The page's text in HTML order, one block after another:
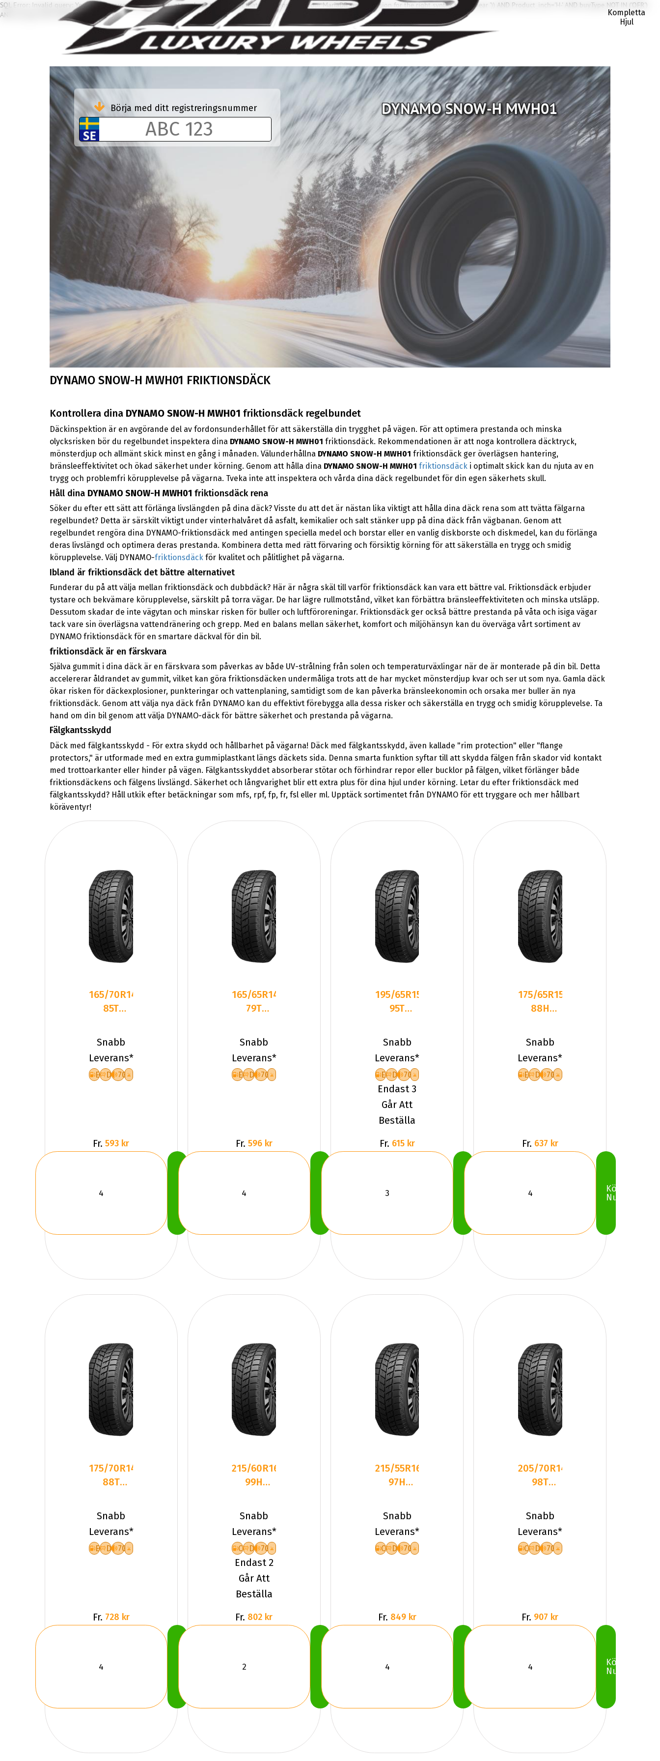
Kompletta
Hjul
SQL Error: Invalid query: You have an error in your SQL syntax; check the manual that corresponds to your MariaDB server version for the right syntax to use near ')) AND Product_inch='H-' AND buyType NOT IN ('OFR')
AND buyType NOT IN('AVD')...' at line 1
Börja med ditt registreringsnummer
DYNAMO SNOW-H MWH01 FRIKTIONSDÄCK
Kontrollera dina DYNAMO SNOW-H MWH01 friktionsdäck regelbundet
Däckinspektion är en avgörande del av fordonsunderhållet för att säkerställa din trygghet på vägen. För att optimera prestanda och minska
olycksrisken bör du regelbundet inspektera dina DYNAMO SNOW-H MWH01 friktionsdäck. Rekommendationen är att noga kontrollera däcktryck,
mönsterdjup och allmänt skick minst en gång i månaden. Välunderhållna DYNAMO SNOW-H MWH01 friktionsdäck ger överlägsen hantering,
bränsleeffektivitet och ökad säkerhet under körning. Genom att hålla dina DYNAMO SNOW-H MWH01 friktionsdäcki optimalt skick kan du njuta av en
trygg och problemfri körupplevelse på vägarna. Tveka inte att inspektera och vårda dina däck regelbundet för din egen säkerhets skull.
Håll dina DYNAMO SNOW-H MWH01 friktionsdäck rena
Söker du efter ett sätt att förlänga livslängden på dina däck? Visste du att det är nästan lika viktigt att hålla dina däck rena som att tvätta fälgarna
regelbundet? Detta är särskilt viktigt under vinterhalvåret då asfalt, kemikalier och salt stänker upp på dina däck från vägbanan. Genom att
regelbundet rengöra dina DYNAMO-friktionsdäck med antingen speciella medel och borstar eller en vanlig diskborste och diskmedel, kan du förlänga
deras livslängd och optimera deras prestanda. Kombinera detta med rätt förvaring och försiktig körning för att säkerställa en trygg och smidig
körupplevelse. Välj DYNAMO-friktionsdäckför kvalitet och pålitlighet på vägarna.
Ibland är friktionsdäck det bättre alternativet
Funderar du på att välja mellan friktionsdäck och dubbdäck? Här är några skäl till varför friktionsdäck kan vara ett bättre val. Friktionsdäck erbjuder
tystare och bekvämare körupplevelse, särskilt på torra vägar. De har lägre rullmotstånd, vilket kan förbättra bränsleeffektiviteten och minska utsläpp.
Dessutom skadar de inte vägytan och minskar risken för buller och luftföroreningar. Friktionsdäck ger också bättre prestanda på våta och isiga vägar
tack vare sin överlägsna vattendränering och grepp. Med en balans mellan säkerhet, komfort och miljöhänsyn kan du överväga vårt sortiment av
DYNAMO friktionsdäck för en smartare däckval för din bil.
friktionsdäck är en färskvara
Själva gummit i dina däck är en färskvara som påverkas av både UV-strålning från solen och temperaturväxlingar när de är monterade på din bil. Detta
accelererar åldrandet av gummit, vilket kan göra friktionsdäcken undermåliga trots att de har mycket mönsterdjup kvar och ser ut som nya. Gamla däck
ökar risken för däckexplosioner, punkteringar och vattenplaning, samtidigt som de kan påverka bränsleekonomin och orsaka mer buller än nya
friktionsdäck. Genom att välja nya däck från DYNAMO kan du effektivt förebygga alla dessa risker och säkerställa en trygg och smidig körupplevelse. Ta
hand om din bil genom att välja DYNAMO-däck för bättre säkerhet och prestanda på vägarna.
Fälgkantsskydd
Däck med fälgkantsskydd - För extra skydd och hållbarhet på vägarna! Däck med fälgkantsskydd, även kallade "rim protection" eller "flange
protectors," är utformade med en extra gummiplastkant längs däckets sida. Denna smarta funktion syftar till att skydda fälgen från skador vid kontakt
med trottoarkanter eller hinder på vägen. Fälgkantsskyddet absorberar stötar och förhindrar repor eller bucklor på fälgen, vilket förlänger både
friktionsdäckens och fälgens livslängd. Säkerhet och långvarighet blir ett extra plus för dina hjul under körning. Letar du efter friktionsdäck med
fälgkantsskydd? Håll utkik efter betäckningar som mfs, rpf, fp, fr, fsl eller ml. Upptäck sortimentet från DYNAMO för ett tryggare och mer hållbart
köräventyr!
165/70R14
85T
SNOW-H
MWH01
XL Fr
Snabb
Leverans*
E D 70
Fr. 593 kr
165/65R14
79T
SNOW-H
MWH01
Frikt
Snabb
Leverans*
E D 70
Fr. 596 kr
195/65R15
95T
SNOW-H
MWH01
XL Fr
Snabb
Leverans*
E D 70
Endast 3
Går Att
Beställa
Fr. 615 kr
175/65R15
88H
SNOW-H
MWH01
XL Fr
Snabb
Leverans*
E D 70
Fr. 637 kr
Köp
Nu
175/70R14
88T
SNOW-H
MWH01
Frikt
Snabb
Leverans*
E D 70
Fr. 728 kr
215/60R16
99H
SNOW-H
MWH01
XL Fr
Snabb
Leverans*
C D 70
Endast 2
Går Att
Beställa
Fr. 802 kr
215/55R16
97H
SNOW-H
MWH01
XL Fr
Snabb
Leverans*
C D 70
Fr. 849 kr
205/70R14
98T
SNOW-H
MWH01
XL Fr
Snabb
Leverans*
C D 70
Fr. 907 kr
Köp
Nu